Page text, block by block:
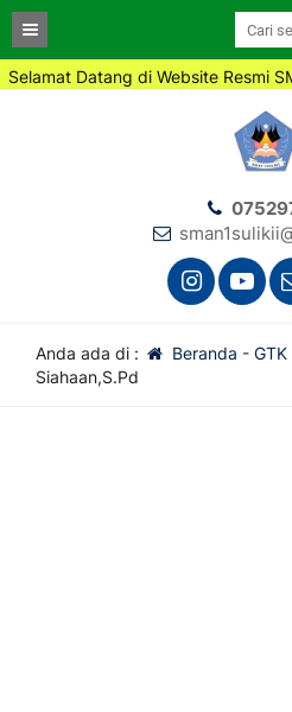
Datang di Website Resmi
Anda ada di : Beranda - GTK
Siahaan,S.Pd